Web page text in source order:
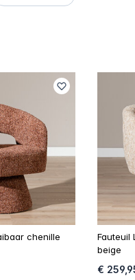
chenille
Fauteuil
beige
€